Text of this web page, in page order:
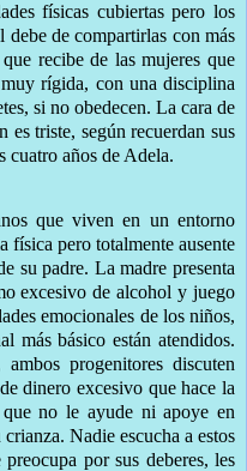
físicas cubiertas pero los
de compartirlas con más
recibe de las mujeres que
rígida, con una disciplina
si no obedecen. La cara de
triste, según recuerdan sus
cuatro años de Adela.
que viven en un entorno
física pero totalmente ausente
su padre. La madre presenta
excesivo de alcohol y juego
emocionales de los niños,
más básico están atendidos.
progenitores discuten
dinero excesivo que hace la
no le ayude ni apoye en
Nadie escucha a estos
por sus deberes, les